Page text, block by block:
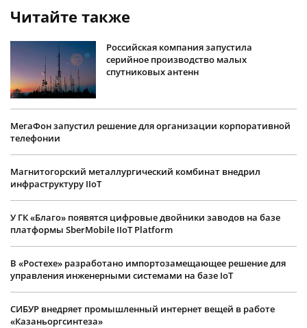
Читайте также
Российская компания запустила
серийное производство малых
спутниковых антенн
МегаФон запустил решение для организации корпоративной
телефонии
Магнитогорский металлургический комбинат внедрил
инфраструктуру IIoT
У ГК «Благо» появятся цифровые двойники заводов на базе
платформы SberMobile IIoT Platform
В «Ростехе» разработано импортозамещающее решение для
управления инженерными системами на базе IoT
СИБУР внедряет промышленный интернет вещей в работе
«Казаньоргсинтеза»